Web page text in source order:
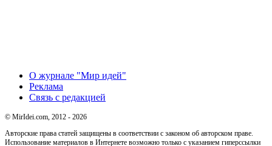
О журнале "Мир идей"
Реклама
Связь с редакцией
© MirIdei.com, 2012 - 2026
Авторские права статей защищены в соответствии с законом об авторском праве.
Использование материалов в Интернете возможно только с указанием гиперссылки